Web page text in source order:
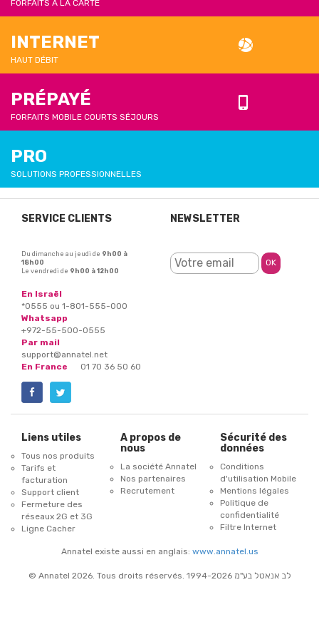
FORFAITS À LA CARTE
INTERNET
HAUT DÉBIT
PRÉPAYÉ
FORFAITS MOBILE COURTS SÉJOURS
PRO
SOLUTIONS PROFESSIONNELLES
NEWSLETTER
SERVICE CLIENTS
Du dimanche au jeudi de 9h00 à
18h00
Le vendredi de 9h00 à 12h00
En Israël
*0555 ou 1-801-555-000
Whatsapp
+972-55-500-0555
Par mail
support@annatel.net
En France
01 70 36 50 60
Liens utiles
Tous nos produits
Tarifs et
facturation
Support client
Fermeture des
réseaux 2G et 3G
Ligne Cacher
A propos de
nous
La société Annatel
Nos partenaires
Recrutement
Sécurité des
données
Conditions
d'utilisation Mobile
Mentions légales
Politique de
confidentialité
Filtre Internet
Annatel existe aussi en anglais: www.annatel.us
© Annatel 2026. Tous droits réservés. 1994-2026 לב אנאטל בע"מ